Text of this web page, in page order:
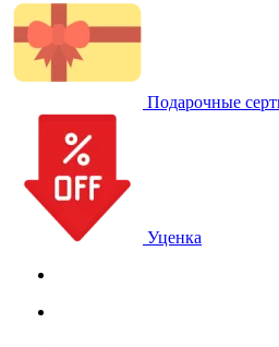
Подарочные
Уценка